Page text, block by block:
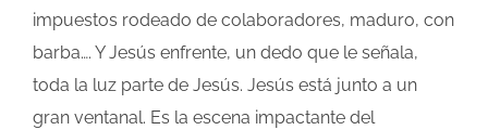
impuestos rodeado de colaboradores, maduro, con
barba…. Y Jesús enfrente, un dedo que le señala,
toda la luz parte de Jesús. Jesús está junto a un
gran ventanal. Es la escena impactante del